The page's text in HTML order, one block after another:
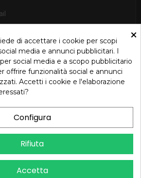
ISCRIVITI
generali e la politica di riservatezza in
di Accessibilità – Oreb.com
S.R.L. - P.Iva 00937560720 - Tutti i diritti
riservati - Dev.
×
di accettare i cookie per scopi
media e annunci pubblicitari. I
social media e a scopo pubblicitario
offrire funzionalità social e annunci
Accetti i cookie e l'elaborazione
Configura
Rifiuta
Accetta